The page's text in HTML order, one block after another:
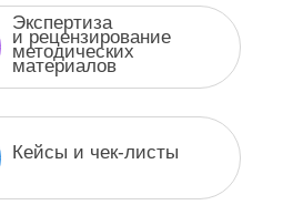
Экспертиза
и рецензирование
методических
материалов
Кейсы и чек-листы